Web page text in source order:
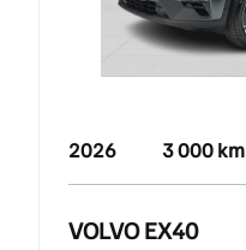
2026 3 000 km
VOLVO EX40